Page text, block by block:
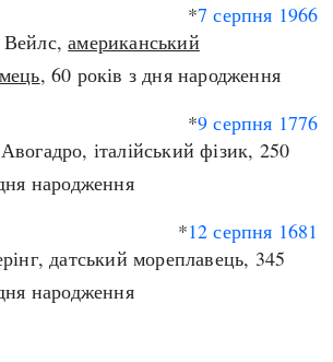
*7 серпня 1966
американський
, 60 років з дня народження
*9 серпня 1776
італійський фізик, 250
народження
*12 серпня 1681
датський мореплавець, 345
народження